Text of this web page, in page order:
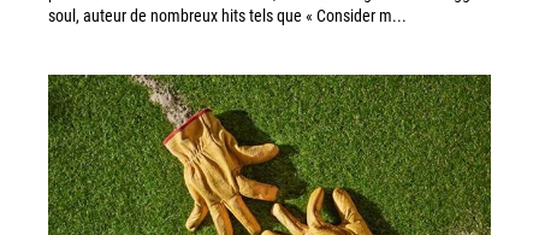
soul, auteur de nombreux hits tels que « Consider m...